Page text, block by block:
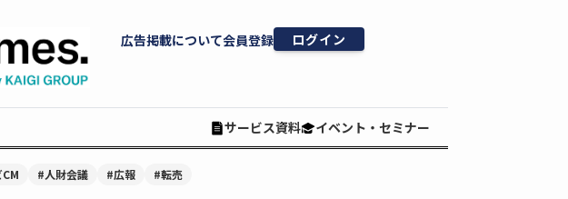
広告掲載について会員登録 ログイン
サービス資料 イベント・セミナー
#人財会議 #広報 #転売